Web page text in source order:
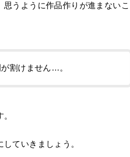
うように作品作りが進まないこ
割けません…。
ていきましょう。